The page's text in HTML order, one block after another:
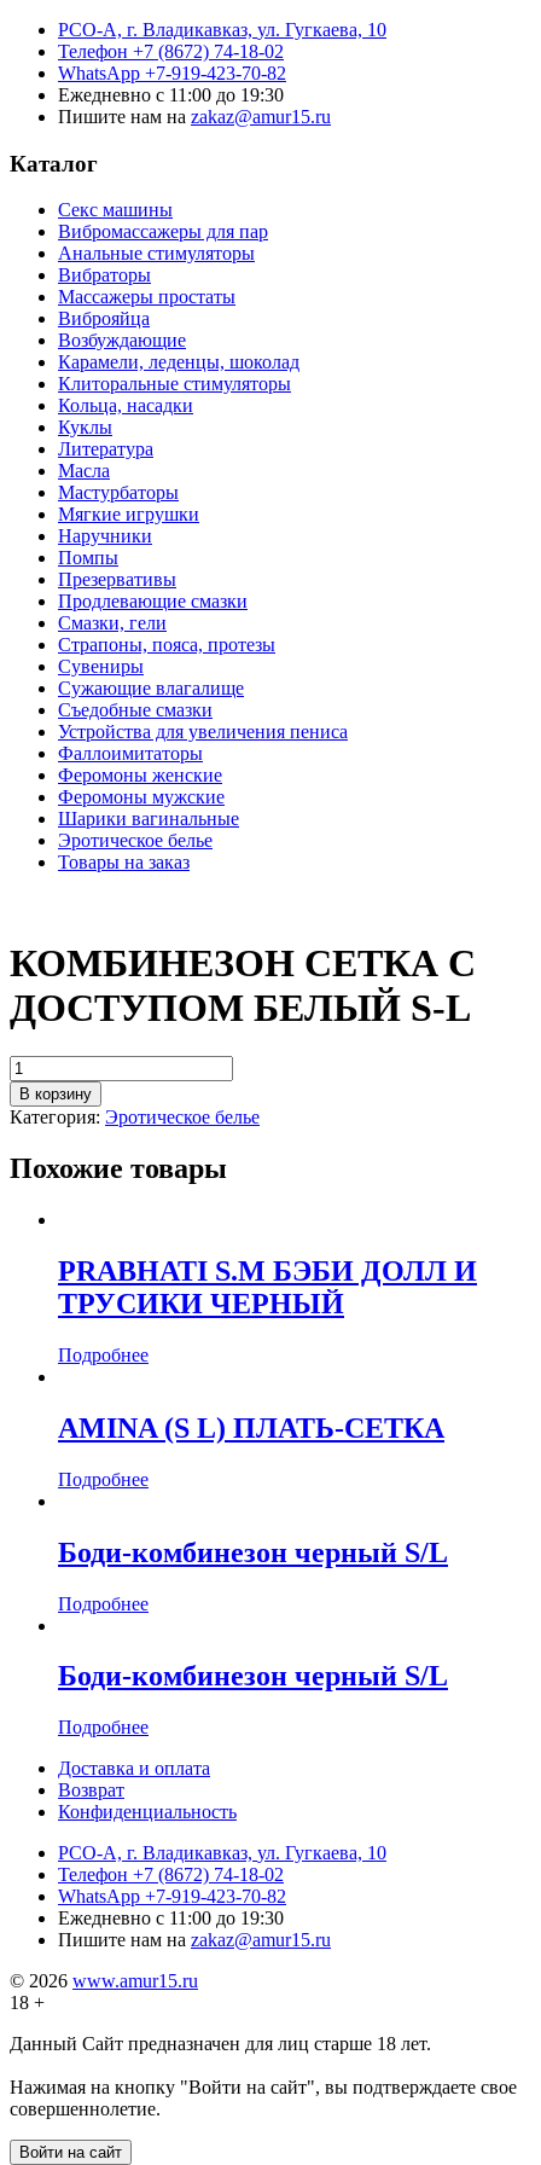
РСО-А, г. Владикавказ, ул. Гугкаева, 10
Телефон +7 (8672) 74-18-02
WhatsApp +7-919-423-70-82
Ежедневно с 11:00 до 19:30
Пишите нам на zakaz@amur15.ru
Каталог
Секс машины
Вибромассажеры для пар
Анальные стимуляторы
Вибраторы
Массажеры простаты
Виброяйца
Возбуждающие
Карамели, леденцы, шоколад
Клиторальные стимуляторы
Кольца, насадки
Куклы
Литература
Масла
Мастурбаторы
Мягкие игрушки
Наручники
Помпы
Презервативы
Продлевающие смазки
Смазки, гели
Страпоны, пояса, протезы
Сувениры
Сужающие влагалище
Съедобные смазки
Устройства для увеличения пениса
Фаллоимитаторы
Феромоны женские
Феромоны мужские
Шарики вагинальные
Эротическое белье
Товары на заказ
КОМБИНЕЗОН СЕТКА С
ДОСТУПОМ БЕЛЫЙ S-L
В корзину
Категория: Эротическое белье
Похожие товары
PRABHATI S.M БЭБИ ДОЛЛ И
ТРУСИКИ ЧЕРНЫЙ
Подробнее
AMINA (S L) ПЛАТЬ-СЕТКА
Подробнее
Боди-комбинезон черный S/L
Подробнее
Боди-комбинезон черный S/L
Подробнее
Доставка и оплата
Возврат
Конфиденциальность
РСО-А, г. Владикавказ, ул. Гугкаева, 10
Телефон +7 (8672) 74-18-02
WhatsApp +7-919-423-70-82
Ежедневно с 11:00 до 19:30
Пишите нам на zakaz@amur15.ru
© 2026 www.amur15.ru
18 +
Данный Сайт предназначен для лиц старше 18 лет.
Нажимая на кнопку "Войти на сайт", вы подтверждаете свое
совершеннолетие.
Войти на сайт